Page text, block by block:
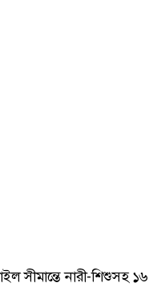
সীমান্তে নারী-শিশুসহ ১৬